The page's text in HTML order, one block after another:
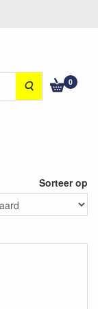
Zoeken 0
Sorteer op